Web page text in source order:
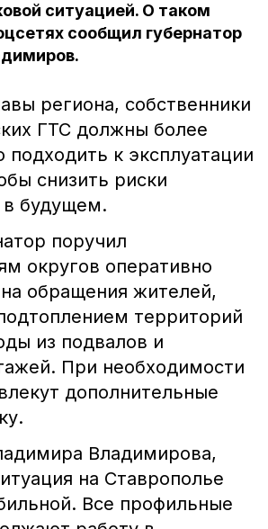
ситуацией. О таком
сообщил губернатор
региона, собственники
ГТС должны более
подходить к эксплуатации
снизить риски
в будущем.
поручил
округов оперативно
обращения жителей,
территорий
из подвалов и
При необходимости
дополнительные
Владимирова,
на Ставрополье
Все профильные